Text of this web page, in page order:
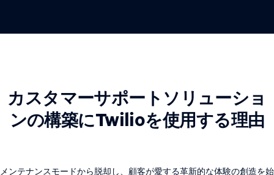
カスタマーサポートソリューショ
ンの構築にTwilioを使用する理由
メンテナンスモードから脱却し、顧客が愛する革新的な体験の創造を始